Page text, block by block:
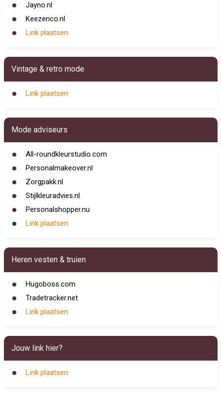
Jayno.nl
Keezenco.nl
Link plaatsen
Vintage & retro mode
Link plaatsen
Mode adviseurs
All-roundkleurstudio.com
Personalmakeover.nl
Zorgpakk.nl
Stijlkleuradvies.nl
Personalshopper.nu
Link plaatsen
Heren vesten & truien
Hugoboss.com
Tradetracker.net
Link plaatsen
Jouw link hier?
Link plaatsen